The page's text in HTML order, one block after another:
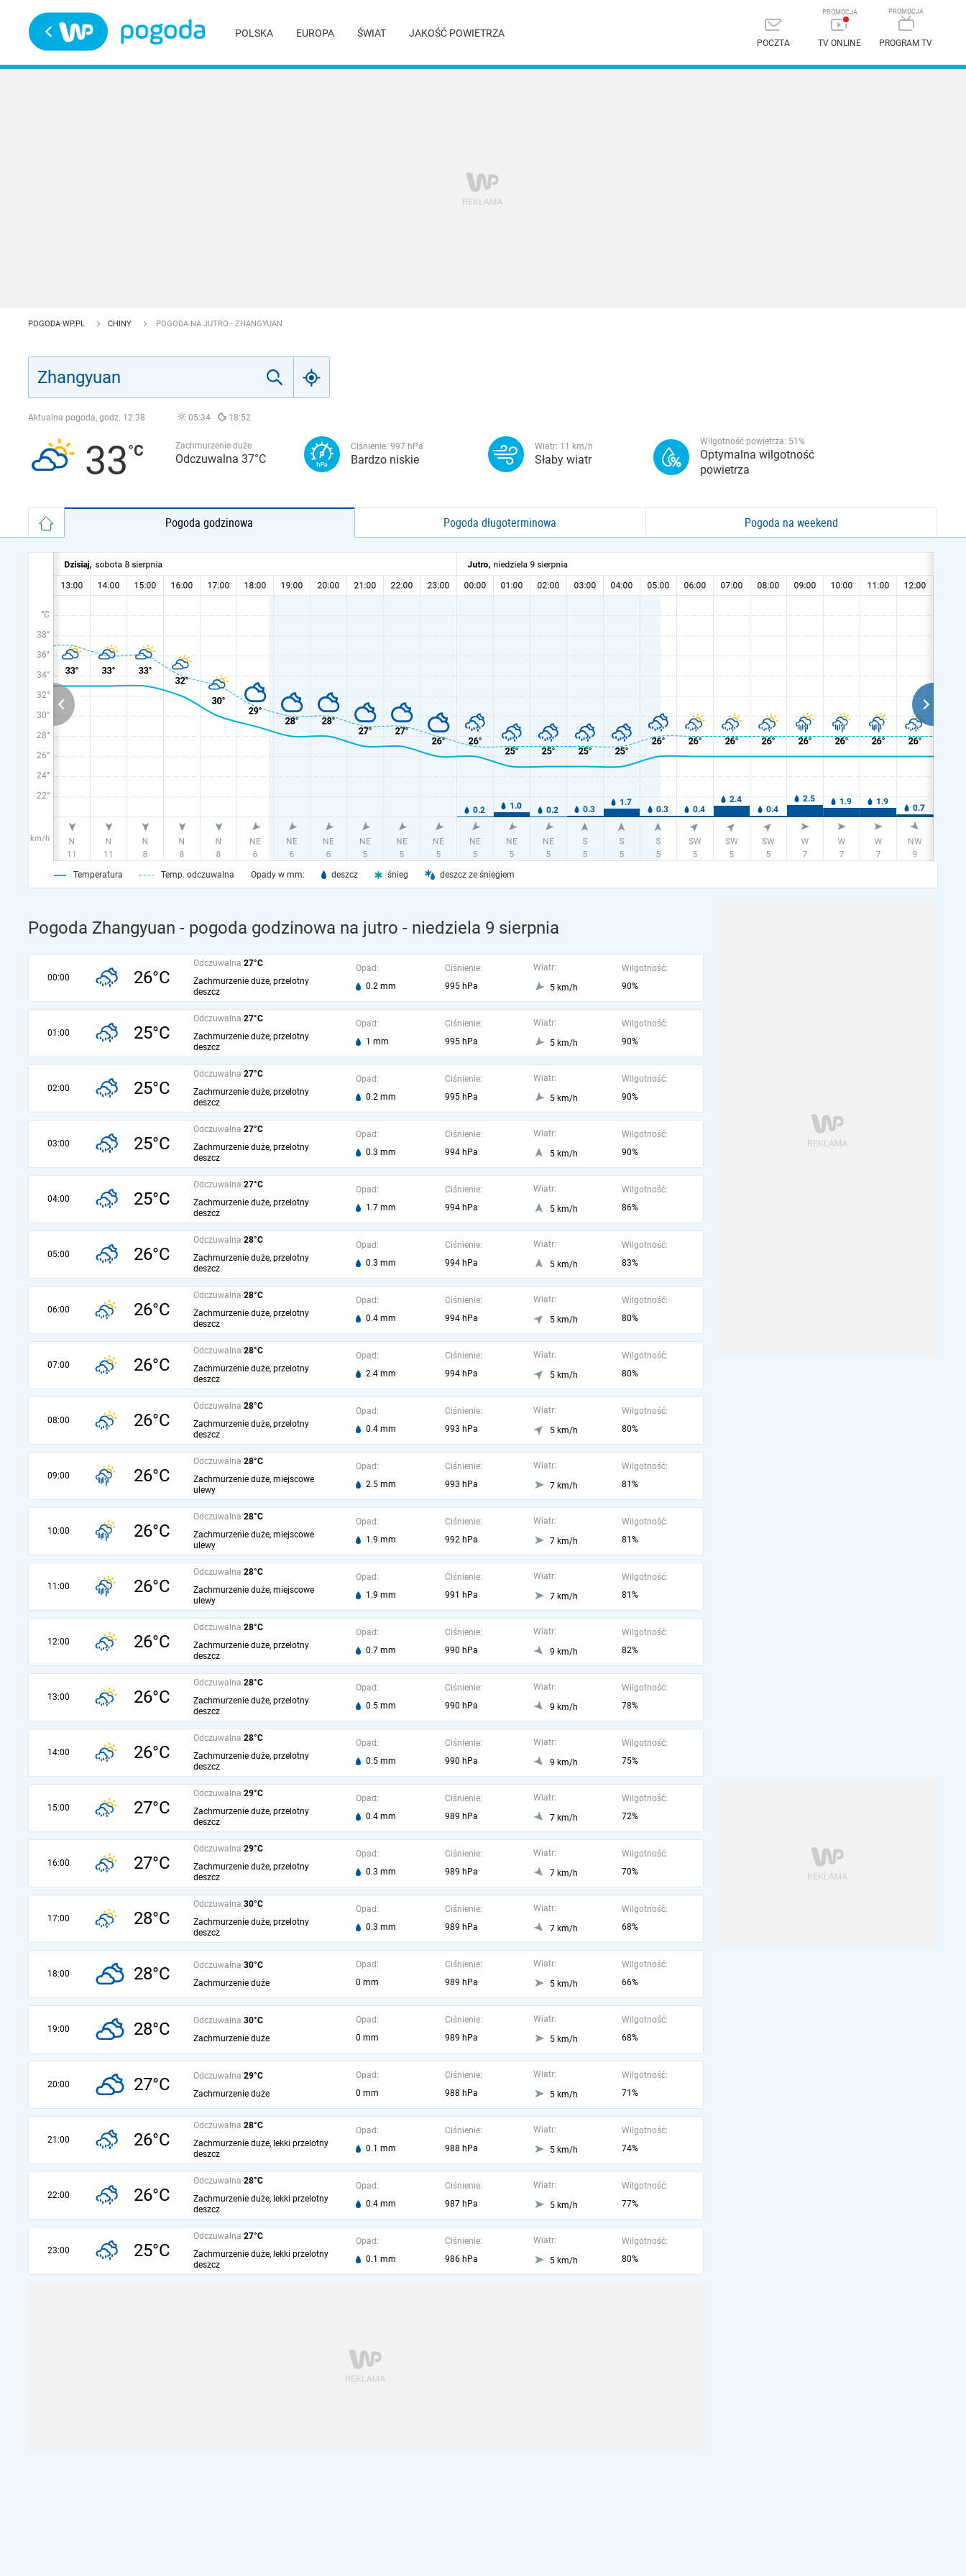
POLSKA EUROPA ŚWIAT JAKOŚĆ POWIETRZA
POCZTA TV ONLINE PROGRAM TV
POGODA WP.PL CHINY POGODA NA JUTRO - ZHANGYUAN
Aktualna pogoda, godz. 12:38 05:34 18:52
33 Zachmurzenie duże
Odczuwalna 37°C
Ciśnienie: 997 hPa
Bardzo niskie
Wiatr: 11 km/h
Słaby wiatr
Wilgotność powietrza: 51 %
Optymalna wilgotność
powietrza
Pogoda godzinowa Pogoda długoterminowa Pogoda na weekend
°C
38°
36°
34°
32°
30°
28°
26°
24°
22°
km/h
Temperatura Temp. odczuwalna Opady w mm: deszcz śnieg deszcz ze śniegiem
Pogoda Zhangyuan - pogoda godzinowa na jutro - niedziela 9 sierpnia
00:00 26°C
Odczuwalna 27°C
Zachmurzenie duże, przelotny
deszcz
Opad:
0.2 mm
Ciśnienie:
995 hPa
Wiatr:
5 km/h
Wilgotność:
90%
01:00 25°C
Odczuwalna 27°C
Zachmurzenie duże, przelotny
deszcz
Opad:
1 mm
Ciśnienie:
995 hPa
Wiatr:
5 km/h
Wilgotność:
90%
02:00 25°C
Odczuwalna 27°C
Zachmurzenie duże, przelotny
deszcz
Opad:
0.2 mm
Ciśnienie:
995 hPa
Wiatr:
5 km/h
Wilgotność:
90%
03:00 25°C
Odczuwalna 27°C
Zachmurzenie duże, przelotny
deszcz
Opad:
0.3 mm
Ciśnienie:
994 hPa
Wiatr:
5 km/h
Wilgotność:
90%
04:00 25°C
Odczuwalna 27°C
Zachmurzenie duże, przelotny
deszcz
Opad:
1.7 mm
Ciśnienie:
994 hPa
Wiatr:
5 km/h
Wilgotność:
86%
05:00 26°C
Odczuwalna 28°C
Zachmurzenie duże, przelotny
deszcz
Opad:
0.3 mm
Ciśnienie:
994 hPa
Wiatr:
5 km/h
Wilgotność:
83%
06:00 26°C
Odczuwalna 28°C
Zachmurzenie duże, przelotny
deszcz
Opad:
0.4 mm
Ciśnienie:
994 hPa
Wiatr:
5 km/h
Wilgotność:
80%
07:00 26°C
Odczuwalna 28°C
Zachmurzenie duże, przelotny
deszcz
Opad:
2.4 mm
Ciśnienie:
994 hPa
Wiatr:
5 km/h
Wilgotność:
80%
08:00 26°C
Odczuwalna 28°C
Zachmurzenie duże, przelotny
deszcz
Opad:
0.4 mm
Ciśnienie:
993 hPa
Wiatr:
5 km/h
Wilgotność:
80%
09:00 26°C
Odczuwalna 28°C
Zachmurzenie duże, miejscowe
ulewy
Opad:
2.5 mm
Ciśnienie:
993 hPa
Wiatr:
7 km/h
Wilgotność:
81%
10:00 26°C
Odczuwalna 28°C
Zachmurzenie duże, miejscowe
ulewy
Opad:
1.9 mm
Ciśnienie:
992 hPa
Wiatr:
7 km/h
Wilgotność:
81%
11:00 26°C
Odczuwalna 28°C
Zachmurzenie duże, miejscowe
ulewy
Opad:
1.9 mm
Ciśnienie:
991 hPa
Wiatr:
7 km/h
Wilgotność:
81%
12:00 26°C
Odczuwalna 28°C
Zachmurzenie duże, przelotny
deszcz
Opad:
0.7 mm
Ciśnienie:
990 hPa
Wiatr:
9 km/h
Wilgotność:
82%
13:00 26°C
Odczuwalna 28°C
Zachmurzenie duże, przelotny
deszcz
Opad:
0.5 mm
Ciśnienie:
990 hPa
Wiatr:
9 km/h
Wilgotność:
78%
14:00 26°C
Odczuwalna 28°C
Zachmurzenie duże, przelotny
deszcz
Opad:
0.5 mm
Ciśnienie:
990 hPa
Wiatr:
9 km/h
Wilgotność:
75%
15:00 27°C
Odczuwalna 29°C
Zachmurzenie duże, przelotny
deszcz
Opad:
0.4 mm
Ciśnienie:
989 hPa
Wiatr:
7 km/h
Wilgotność:
72%
16:00 27°C
Odczuwalna 29°C
Zachmurzenie duże, przelotny
deszcz
Opad:
0.3 mm
Ciśnienie:
989 hPa
Wiatr:
7 km/h
Wilgotność:
70%
17:00 28°C
Odczuwalna 30°C
Zachmurzenie duże, przelotny
deszcz
Opad:
0.3 mm
Ciśnienie:
989 hPa
Wiatr:
7 km/h
Wilgotność:
68%
18:00 28°C Odczuwalna 30°C
Zachmurzenie duże
Opad:
0 mm
Ciśnienie:
989 hPa
Wiatr:
5 km/h
Wilgotność:
66%
19:00 28°C Odczuwalna 30°C
Zachmurzenie duże
Opad:
0 mm
Ciśnienie:
989 hPa
Wiatr:
5 km/h
Wilgotność:
68%
20:00 27°C Odczuwalna 29°C
Zachmurzenie duże
Opad:
0 mm
Ciśnienie:
988 hPa
Wiatr:
5 km/h
Wilgotność:
71%
21:00 26°C
Odczuwalna 28°C
Zachmurzenie duże, lekki przelotny
deszcz
Opad:
0.1 mm
Ciśnienie:
988 hPa
Wiatr:
5 km/h
Wilgotność:
74%
22:00 26°C
Odczuwalna 28°C
Zachmurzenie duże, lekki przelotny
deszcz
Opad:
0.4 mm
Ciśnienie:
987 hPa
Wiatr:
5 km/h
Wilgotność:
77%
23:00 25°C
Odczuwalna 27°C
Zachmurzenie duże, lekki przelotny
deszcz
Opad:
0.1 mm
Ciśnienie:
986 hPa
Wiatr:
5 km/h
Wilgotność:
80%